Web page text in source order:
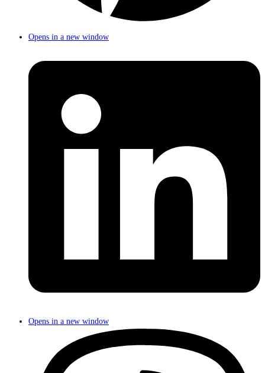
Opens in a new window
Opens in a new window